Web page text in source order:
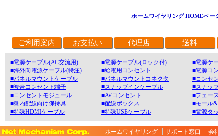
ホームワイヤリング HOMEペー
ご利用案内 お支払い 代理店 送料
■電源ケーブル(AC交流用) ■電源ケーブル(ロック付)
■電源ケ
■海外向電源ケーブル(特注)
■給電用コンセント
■電源コ
■パネルマウントケーブル
■パネルマウントコネクタ
■コンセ
■複合コンセント端子
■スナップインケーブル
■スナッ
■コンセントモジュール
■AVコンセント
■フェー
■盤内配線向け保持具
■配線ボックス
■モール
■特殊HDMIケーブル
■特殊USBケーブル ■電源タ
ホームワイヤリング サポート窓口 会